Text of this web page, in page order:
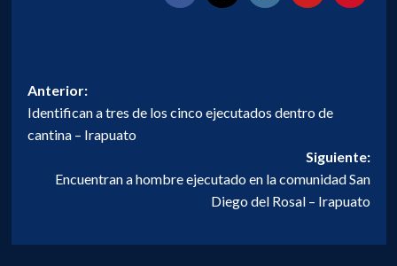
Navegación
de
entradas
Anterior:
Identifican a tres de los cinco ejecutados dentro de
cantina – Irapuato
Siguiente:
Encuentran a hombre ejecutado en la comunidad San
Diego del Rosal – Irapuato